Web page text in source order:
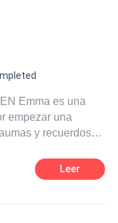
Emma es una
empezar una
y recuerdos
con una
del futuro.
Leer